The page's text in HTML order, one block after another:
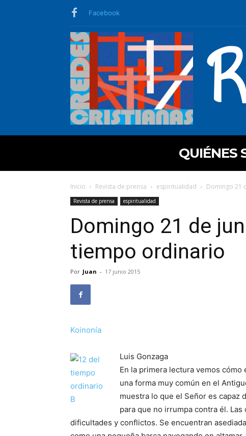
Facebook
QUIÉNES
Inicio Revista de prensa espiritualidad Domingo 21
Revista de prensa espiritualidad
Domingo 21 de
tiempo ordinario
Por Juan - 17 junio 2015
Koinonía
Luis Gonzaga
En la primera lectura vemos
una forma muy común en el
muestra lo que el Señor es capaz
para que no irrumpa contra él.
dificultades y conflictos. Se encuentran